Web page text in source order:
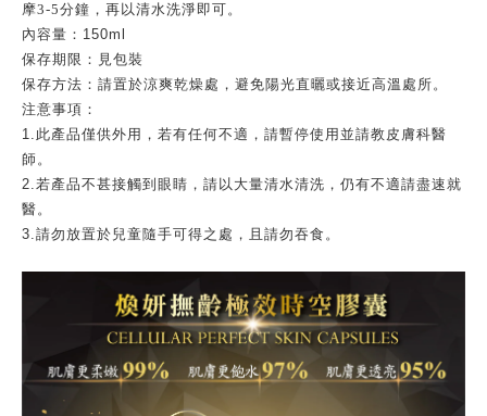
摩3-5分鐘，再以清水洗淨即可。
內容量：150ml
保存期限：見包裝
保存方法：請置於涼爽乾燥處，避免陽光直曬或接近高溫處所。
注意事項：
1.此產品僅供外用，若有任何不適，請暫停使用並請教皮膚科醫
師。
2.若產品不甚接觸到眼睛，請以大量清水清洗，仍有不適請盡速就
醫。
3.請勿放置於兒童隨手可得之處，且請勿吞食。